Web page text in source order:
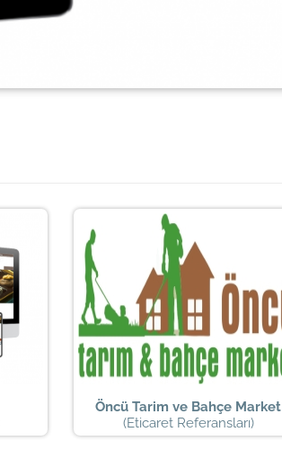
Öncü Tarim ve Bahçe Market
(Eticaret Referansları)